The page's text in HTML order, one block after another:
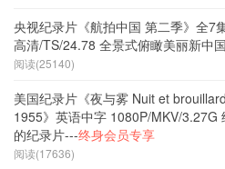
央视纪录片《航拍中国 第二季》全7
高清/TS/24.78 全景式俯瞰美丽新中
阅读(25140)
美国纪录片《夜与雾 Nuit et
1955》英语中字 1080P/MKV/3.27G
的纪录片---终身会员专享
阅读(17636)